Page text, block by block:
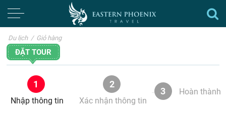
Du lịch / Giỏ hàng
ĐẶT TOUR
1
Nhập thông tin
2
Xác nhận thông tin
3 Hoàn thành